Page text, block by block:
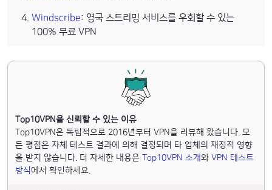
Windscribe: 영국 스트리밍 서비스를 우회할 수 있는
100% 무료 VPN
Top10VPN을 신뢰할 수 있는 이유
Top10VPN은 독립적으로 2016년부터 VPN을 리뷰해 왔습니다. 모
든 평점은 자체 테스트 결과에 의해 결정되며 타 업체의 재정적 영향
을 받지 않습니다. 더 자세한 내용은 Top10VPN 소개와 VPN 테스트
방식에서 확인하세요.